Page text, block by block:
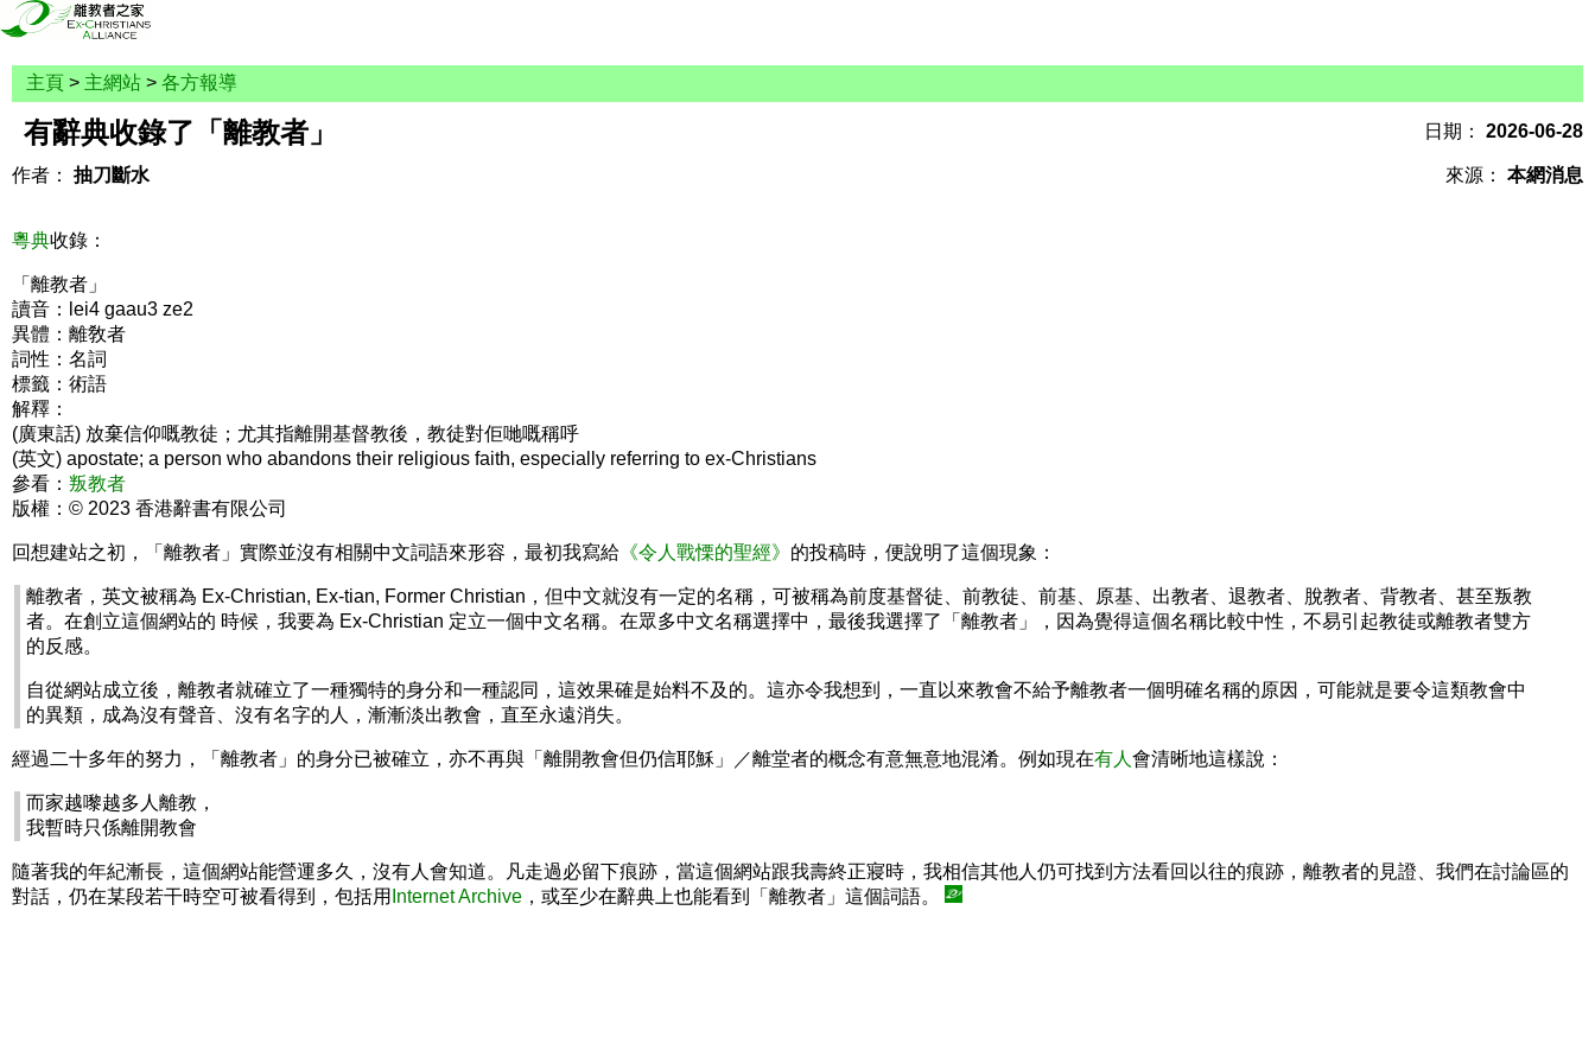
主頁 > 主網站 > 各方報導
有辭典收錄了「離教者」 日期： 2026-06-28
作者： 抽刀斷水 來源： 本網消息
粵典收錄：
「離教者」
讀音：lei4 gaau3 ze2
異體：離敎者
詞性：名詞
標籤：術語
解釋：
(廣東話) 放棄信仰嘅教徒；尤其指離開基督教後，教徒對佢哋嘅稱呼
(英文) apostate; a person who abandons their religious faith, especially referring to ex-Christians
參看： 叛教者
版權：© 2023 香港辭書有限公司
回想建站之初，「離教者」實際並沒有相關中文詞語來形容，最初我寫給 《令人戰慄的聖經》 的投稿時，便說明了這個現象：
離教者，英文被稱為 Ex-Christian, Ex-tian, Former Christian，但中文就沒有一定的名稱，可被稱為前度基督徒、前教徒、前基、原基、出教者、退教者、脫教者、背教者、甚至叛教
者。在創立這個網站的 時候，我要為 Ex-Christian 定立一個中文名稱。在眾多中文名稱選擇中，最後我選擇了「離教者」，因為覺得這個名稱比較中性，不易引起教徒或離教者雙方
的反感。
自從網站成立後，離教者就確立了一種獨特的身分和一種認同，這效果確是始料不及的。這亦令我想到，一直以來教會不給予離教者一個明確名稱的原因，可能就是要令這類教會中
的異類，成為沒有聲音、沒有名字的人，漸漸淡出教會，直至永遠消失。
經過二十多年的努力，「離教者」的身分已被確立，亦不再與「離開教會但仍信耶穌」／離堂者的概念有意無意地混淆。例如現在有人 會清晰地這樣說：
而家越嚟越多人離教，
我暫時只係離開教會
隨著我的年紀漸長，這個網站能營運多久，沒有人會知道。凡走過必留下痕跡，當這個網站跟我壽終正寢時，我相信其他人仍可找到方法看回以往的痕跡，離教者的見證、我們在討論區的
對話，仍在某段若干時空可被看得到，包括用 Internet Archive ，或至少在辭典上也能看到「離教者」這個詞語。